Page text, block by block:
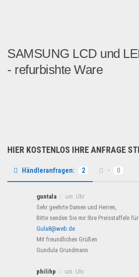
SAMSUNG LCD und
- refurbishte Ware
HIER KOSTENLOS IHRE ANFRAGE
Händleranfragen: 2 - 0
guntala
um Uhr
Sehr geehrte Damen und Herren,
Bitte senden Sie mir Ihre Preisstaffeln
Gula8@web.de
Mit freundlichen Grüßen
Gundula Grundmann
philihp
um Uhr